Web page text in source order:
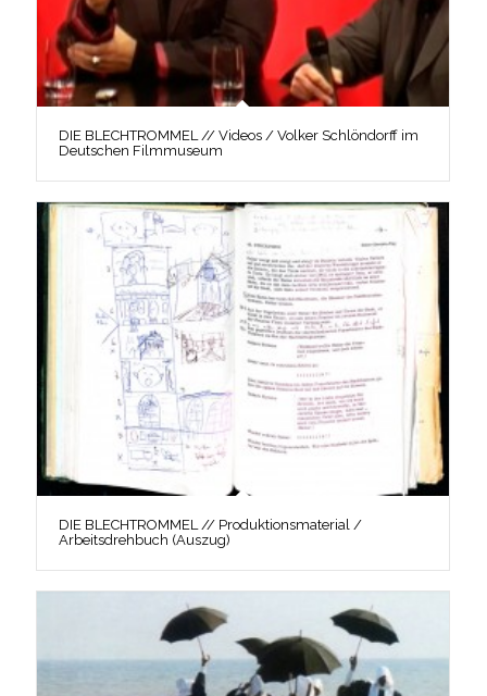
DIE BLECHTROMMEL // Videos / Volker Schlöndorff im
Deutschen Filmmuseum
DIE BLECHTROMMEL // Produktionsmaterial /
Arbeitsdrehbuch (Auszug)